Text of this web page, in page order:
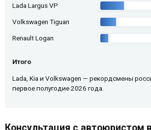
Lada Largus VP
Volkswagen Tiguan
Renault Logan
Итого
Lada, Kia и Volkswagen — рекордсмены
первое полугодие 2026 года.